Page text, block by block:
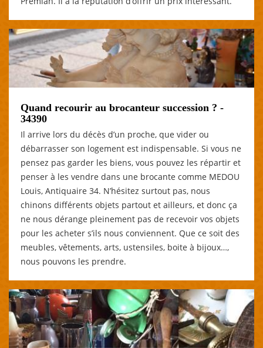
Quand recourir au brocanteur succession ? -
34390
Il arrive lors du décès d’un proche, que vider ou
débarrasser son logement est indispensable. Si vous ne
pensez pas garder les biens, vous pouvez les répartir et
penser à les vendre dans une brocante comme MEDOU
Louis, Antiquaire 34. N’hésitez surtout pas, nous
chinons différents objets partout et ailleurs, et donc ça
ne nous dérange pleinement pas de recevoir vos objets
pour les acheter s’ils nous conviennent. Que ce soit des
meubles, vêtements, arts, ustensiles, boite à bijoux…,
nous pouvons les prendre.